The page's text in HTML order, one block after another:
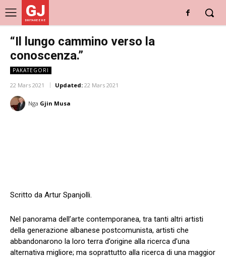
GJ
DRITARE E RE
“Il lungo cammino verso la
conoscenza.”
PAKATEGORI
22 Mars 2021 Updated: 22 Mars 2021
Nga Gjin Musa
Scritto da Artur Spanjolli.
Nel panorama dell’arte contemporanea, tra tanti altri artisti
della generazione albanese postcomunista, artisti che
abbandonarono la loro terra d’origine alla ricerca d’una
alternativa migliore; ma soprattutto alla ricerca di una maggior